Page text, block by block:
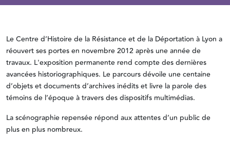
Le Centre d’Histoire de la Résistance et de la Déportation à Lyon a
réouvert ses portes en novembre 2012 après une année de
travaux. L'exposition permanente rend compte des dernières
avancées historiographiques. Le parcours dévoile une centaine
d’objets et documents d’archives inédits et livre la parole des
témoins de l’époque à travers des dispositifs multimédias.
La scénographie repensée répond aux attentes d’un public de
plus en plus nombreux.